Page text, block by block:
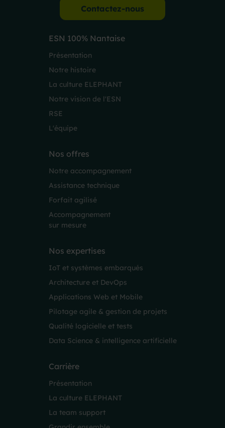
Contactez-nous
ESN 100% Nantaise
Présentation
Notre histoire
La culture ELEPHANT
Notre vision de l'ESN
RSE
L'équipe
Nos offres
Notre accompagnement
Assistance technique
Forfait agilisé
Accompagnement
sur mesure
Nos expertises
IoT et systèmes embarqués
Architecture et DevOps
Applications Web et Mobile
Pilotage agile & gestion de projets
Qualité logicielle et tests
Data Science & intelligence artificielle
Carrière
Présentation
La culture ELEPHANT
La team support